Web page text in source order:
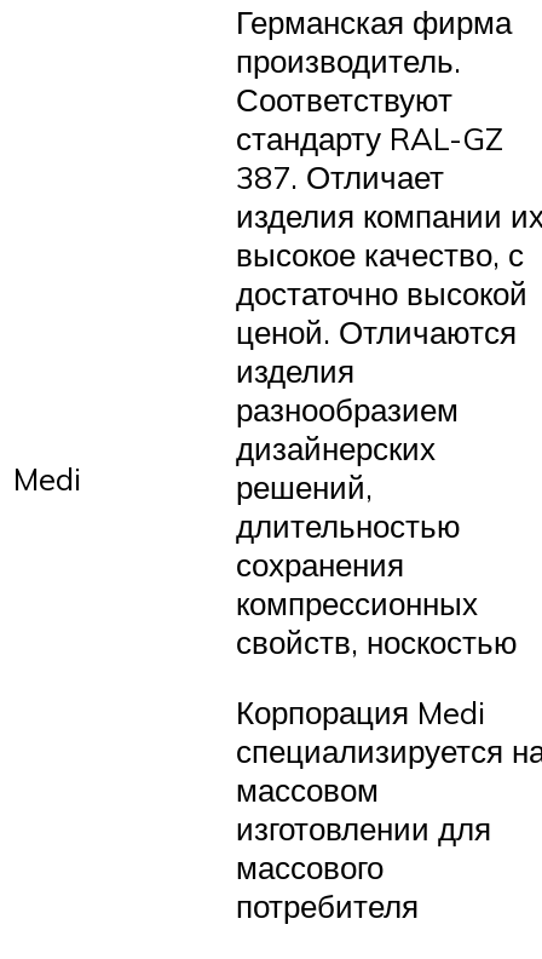
Medi
Германская фирма
производитель.
Соответствуют
стандарту RAL-GZ
387. Отличает
изделия компании
высокое качество, с
достаточно высокой
ценой. Отличаются
изделия
разнообразием
дизайнерских
решений,
длительностью
сохранения
компрессионных
свойств, носкостью
Корпорация Medi
специализируется
массовом
изготовлении для
массового
потребителя